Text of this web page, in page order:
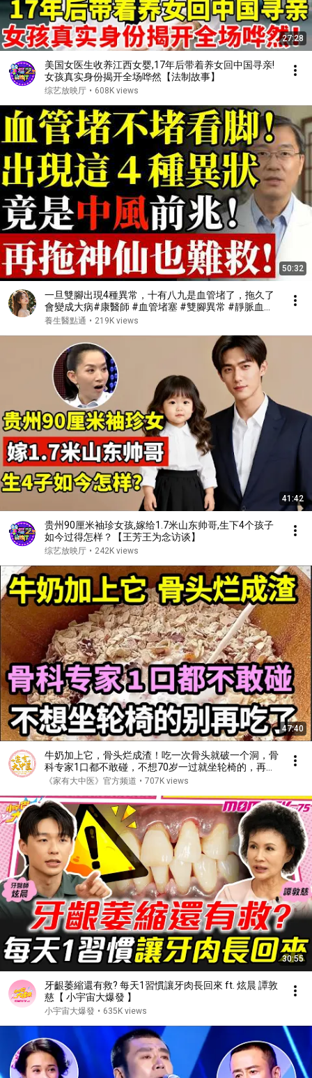
27:28
美国女医生收养江西女婴,17年后带着养女回中国寻亲!
女孩真实身份揭开全场哗然【法制故事】
综艺放映厅 • 608K views
50:32
一旦雙腳出現4種異常，十有八九是血管堵了，拖久了
會變成大病#康醫師 #血管堵塞 #雙腳異常 #靜脈血栓
#肺栓塞 #銀髮族養生 #猝死預防 #血液循環 #健康誤
養生醫點通 • 219K views
41:42
贵州90厘米袖珍女孩,嫁给1.7米山东帅哥,生下4个孩子
如今过得怎样？【王芳王为念访谈】
综艺放映厅 • 242K views
47:40
牛奶加上它，骨头烂成渣！吃一次骨头就破一个洞，骨
科专家1口都不敢碰，不想70岁一过就坐轮椅的，再喜
欢都要忌口！【家庭大医生】
《家有大中医》官方频道 • 707K views
30:55
牙齦萎縮還有救? 每天1習慣讓牙肉長回來 ft. 炫晨 譚敦
慈【 小宇宙大爆發 】
小宇宙大爆發 • 635K views